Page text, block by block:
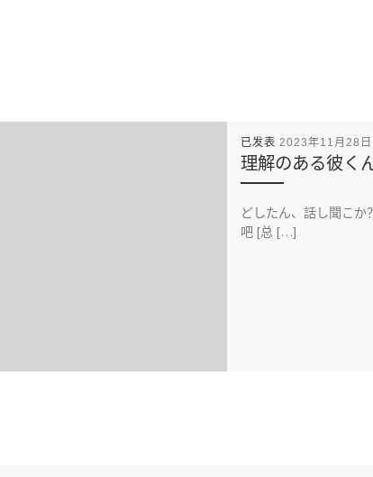
已发表 2023年11月28日
理解のある彼く
どしたん、話し聞こか
吧 [总 […]